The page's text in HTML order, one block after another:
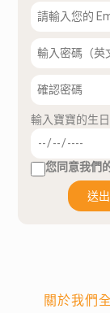
輸入寶寶的生
您同意我們
送出
關於我們